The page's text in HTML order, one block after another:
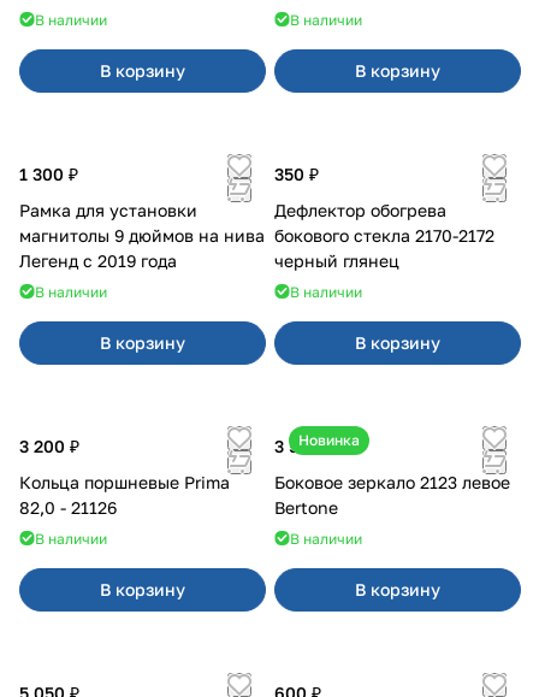
2217В наличии
В корзину
В наличии
В корзину
1 300 ₽
Рамка для установки
магнитолы 9 дюймов на нива
Легенд с 2019 года
В наличии
В корзину
350 ₽
Дефлектор обогрева
бокового стекла 2170-2172
черный глянец
В наличии
В корзину
3 200 ₽
Кольца поршневые Prima
82,0 - 21126
В наличии
В корзину
Новинка
3 500 ₽
Боковое зеркало 2123 левое
Bertone
В наличии
В корзину
5 050 ₽ 600 ₽